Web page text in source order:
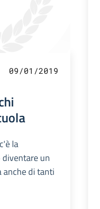
09/01/2019
la
un
anche di tanti